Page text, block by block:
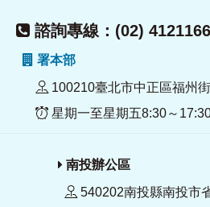
諮詢專線：(02) 4121166
署本部
100210臺北市中正區福州
星期一至星期五8:30～
南投辦公區
540202南投縣南投市